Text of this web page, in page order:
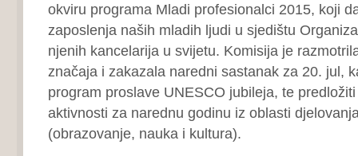
okviru programa Mladi profesionalci 2015, koji
zaposlenja naših mladih ljudi u sjedištu
njenih kancelarija u svijetu. Komisija je
značaja i zakazala naredni sastanak za 20. jul,
program proslave UNESCO jubileja, te
aktivnosti za narednu godinu iz oblasti
(obrazovanje, nauka i kultura).